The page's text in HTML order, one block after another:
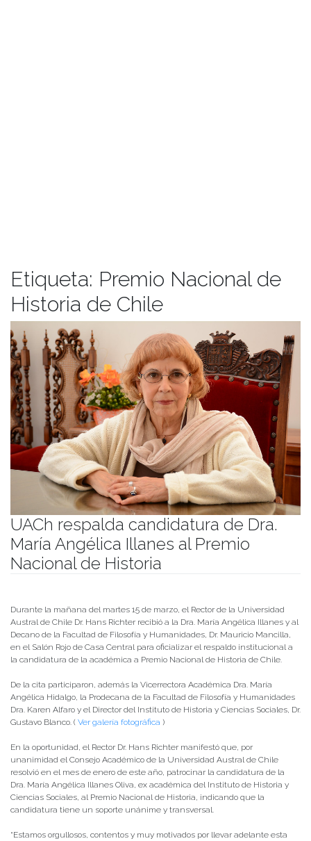
Etiqueta: Premio Nacional de
Historia de Chile
UACh respalda candidatura de Dra.
María Angélica Illanes al Premio
Nacional de Historia
Durante la mañana del martes 15 de marzo, el Rector de la Universidad
Austral de Chile Dr. Hans Richter recibió a la Dra. María Angélica Illanes y al
Decano de la Facultad de Filosofía y Humanidades, Dr. Mauricio Mancilla,
en el Salón Rojo de Casa Central para oficializar el respaldo institucional a
la candidatura de la académica a Premio Nacional de Historia de Chile.
De la cita participaron, además la Vicerrectora Académica Dra. María
Angélica Hidalgo, la Prodecana de la Facultad de Filosofía y Humanidades
Dra. Karen Alfaro y el Director del Instituto de Historia y Ciencias Sociales, Dr.
Gustavo Blanco. ( Ver galería fotográfica )
En la oportunidad, el Rector Dr. Hans Richter manifestó que, por
unanimidad el Consejo Académico de la Universidad Austral de Chile
resolvió en el mes de enero de este año, patrocinar la candidatura de la
Dra. María Angélica Illanes Oliva, ex académica del Instituto de Historia y
Ciencias Sociales, al Premio Nacional de Historia, indicando que la
candidatura tiene un soporte unánime y transversal.
“Estamos orgullosos, contentos y muy motivados por llevar adelante esta